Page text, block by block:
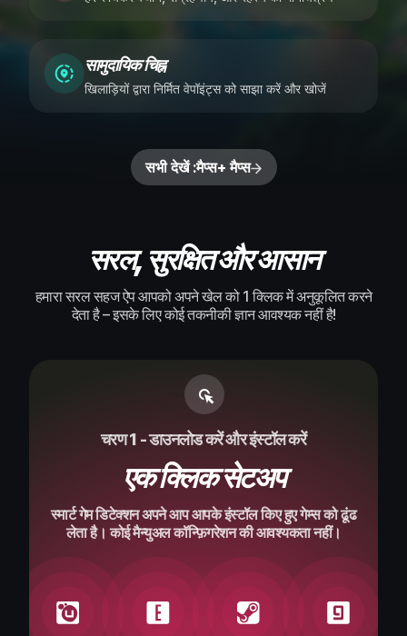
सामुदायिक चिह्न
खिलाड़ियों द्वारा निर्मित वेपॉइंट्स को साझा करें और खोजें
सभी देखें :मैप्स+ मैप्स
सरल, सुरक्षित और आसान
हमारा सरल सहज ऐप आपको अपने खेल को 1 क्लिक में अनुकूलित करने
देता है – इसके लिए कोई तकनीकी ज्ञान आवश्यक नहीं है!
चरण 1 - डाउनलोड करें और इंस्टॉल करें
एक क्लिक सेटअप
स्मार्ट गेम डिटेक्शन अपने आप आपके इंस्टॉल किए हुए गेम्स को ढूंढ
लेता है। कोई मैन्युअल कॉन्फ़िगरेशन की आवश्यकता नहीं।